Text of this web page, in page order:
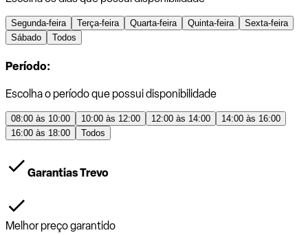
Segunda-feira Terça-feira Quarta-feira Quinta-feira
Sexta-feira
Sábado
Todos
Período:
Escolha o período que possui disponibilidade
08:00 às 10:00 10:00 às 12:00 12:00 às 14:00
14:00 às 16:00
16:00 às 18:00
Todos
Garantias Trevo
Melhor preço garantido